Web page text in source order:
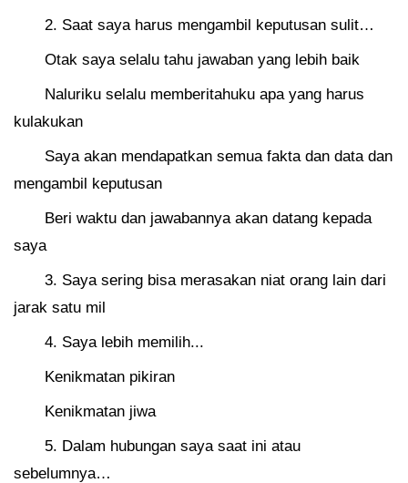
2. Saat saya harus mengambil keputusan sulit…
Otak saya selalu tahu jawaban yang lebih baik
Naluriku selalu memberitahuku apa yang harus
kulakukan
Saya akan mendapatkan semua fakta dan data dan
mengambil keputusan
Beri waktu dan jawabannya akan datang kepada
saya
3. Saya sering bisa merasakan niat orang lain dari
jarak satu mil
4. Saya lebih memilih...
Kenikmatan pikiran
Kenikmatan jiwa
5. Dalam hubungan saya saat ini atau
sebelumnya…